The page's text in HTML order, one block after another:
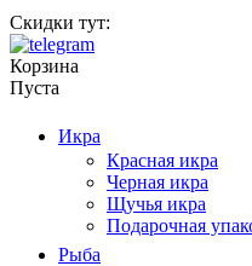
Скидки тут:
Корзина
Пуста
Икра
Красная икра
Черная икра
Щучья икра
Подарочная
Рыба